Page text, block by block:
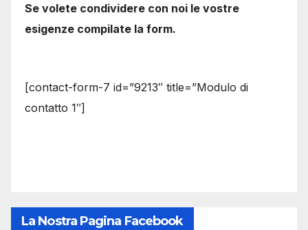
Se volete condividere con noi le vostre
esigenze compilate la form.
[contact-form-7 id=”9213″ title=”Modulo di
contatto 1″]
La Nostra Pagina Facebook